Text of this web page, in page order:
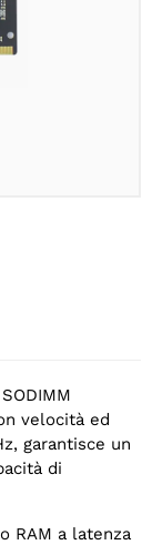
velocità ed
garantisce un
di
RAM a latenza